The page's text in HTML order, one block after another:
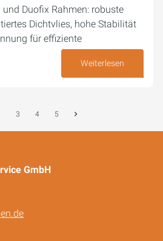
Duofix Rahmen: robuste
Dichtvlies, hohe Stabilität
für effiziente
Weiterlesen
3 4 5
GmbH